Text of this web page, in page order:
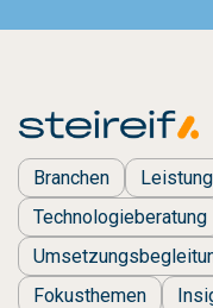
Branchen
Technologieberatung
Fokusthemen